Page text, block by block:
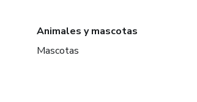
Animales y mascotas
Mascotas